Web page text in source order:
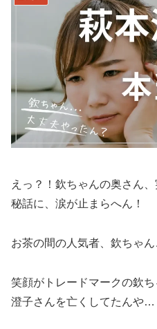
えっ？！欽ちゃんの奥さん
秘話に、涙が止まらへん！
お茶の間の人気者、欽ちゃん
笑顔がトレードマークの欽
澄子さんを亡くしてたんや…